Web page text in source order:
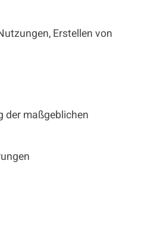
Erstellen von
der maßgeblichen